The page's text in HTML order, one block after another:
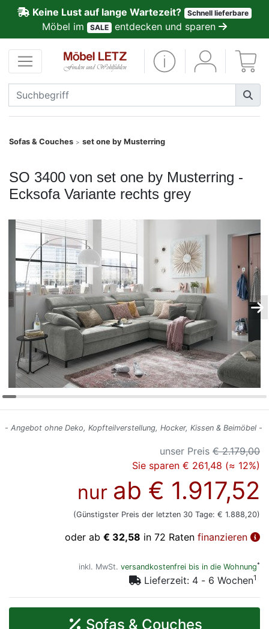
Keine Lust auf lange Wartezeit? Schnell lieferbare
Möbel im SALE entdecken und sparen
Sofas & Couches > set one by Musterring
SO 3400 von set one by Musterring -
Ecksofa Variante rechts grey
- Angebot ohne Deko, Kopfteilverstellung, Hocker, Kissen & Beimöbel -
unser Preis € 2.179,00
Sie sparen € 261,48 (≈ 12%)
nur ab € 1.917,52
(Günstigster Preis der letzten 30 Tage: € 1.888,20)
oder ab € 32,58 in 72 Raten finanzieren
inkl. MwSt. versandkostenfrei bis in die Wohnung*
Lieferzeit: 4 - 6 Wochen1
Sofas & Couches
Kundenmeinungen
Anmelden
PREMIUM
Schnell
SALE
Polsterplaner
Möbel-
Konfigurator
0%
Finanzierung
Markenwelt
Letz-
Deals